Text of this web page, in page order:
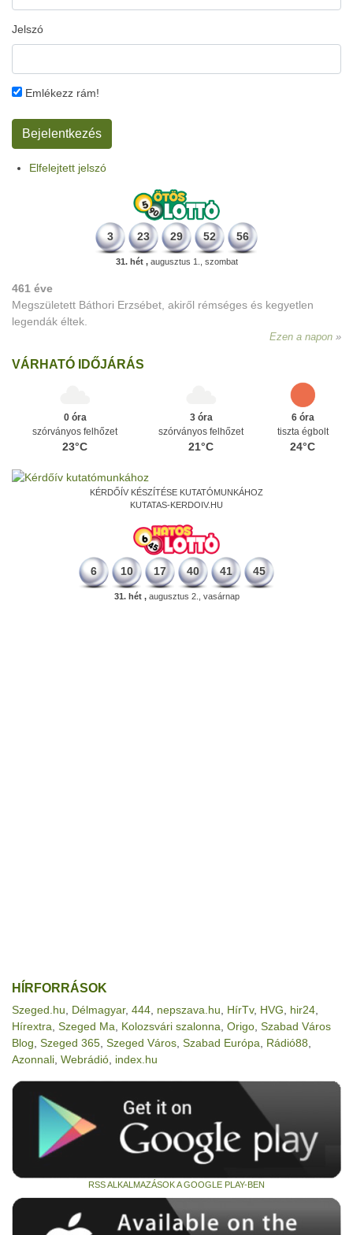
Jelszó
Emlékezz rám!
Elfelejtett jelszó
3 23 29 52 56
31. hét ,augusztus 1., szombat
461 éve
Megszületett Báthori Erzsébet, akiről rémséges és kegyetlen
legendák éltek.
Ezen a napon
VÁRHATÓ IDŐJÁRÁS
0 óra
szórványos felhőzet
23°C
3 óra
szórványos felhőzet
21°C
6 óra
tiszta égbolt
24°C
KÉRDŐÍV KÉSZÍTÉSE KUTATÓMUNKÁHOZ
KUTATAS-KERDOIV.HU
6 10 17 40 41 45
31. hét ,augusztus 2., vasárnap
HÍRFORRÁSOK
Szeged.hu Délmagyar, 444 nepszava.hu HírTv, HVG hir24
Hírextra Szeged Ma Kolozsvári szalonna Origo Szabad Város
Blog Szeged 365 Szeged Város Szabad Európa Rádió88
Azonnali Webrádió index.hu
RSS ALKALMAZÁSOK A GOOGLE PLAY-BEN